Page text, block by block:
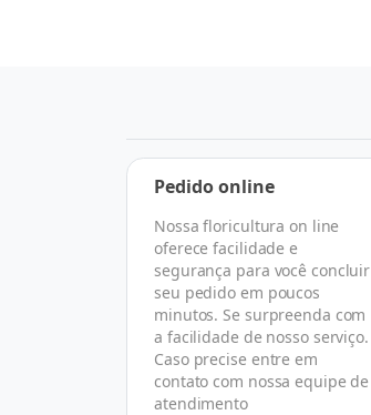
Pedido online
Nossa floricultura on line
oferece facilidade e
segurança para você concluir
seu pedido em poucos
minutos. Se surpreenda com
a facilidade de nosso serviço.
Caso precise entre em
contato com nossa equipe de
atendimento